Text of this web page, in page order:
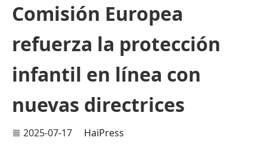
Comisión Europea
refuerza la protección
infantil en línea con
nuevas directrices
2025-07-17 HaiPress